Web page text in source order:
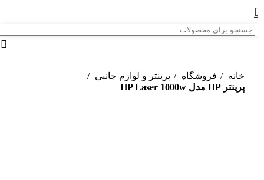
خانه فروشگاه
پرینتر و لوازم جانبی
پرینتر HP مدل HP Laser 1000w